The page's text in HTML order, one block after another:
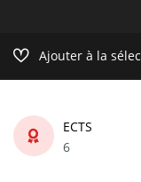
Ajouter à la
ECTS
6